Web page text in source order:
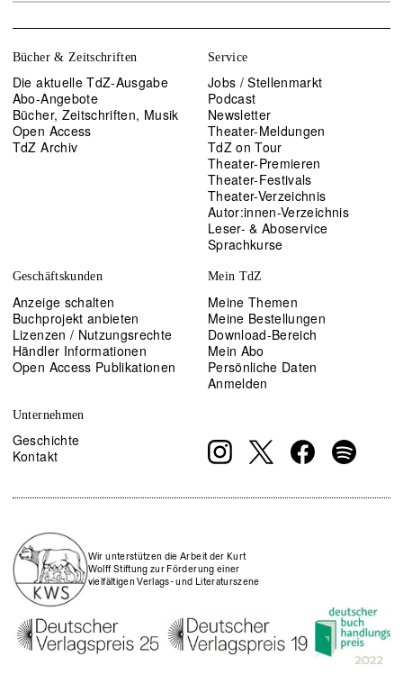
Bücher & Zeitschriften
Die aktuelle TdZ-Ausgabe
Abo-Angebote
Bücher, Zeitschriften, Musik
Open Access
TdZ Archiv
Service
Jobs / Stellenmarkt
Podcast
Newsletter
Theater-Meldungen
TdZ on Tour
Theater-Premieren
Theater-Festivals
Theater-Verzeichnis
Autor:innen-Verzeichnis
Leser- & Aboservice
Sprachkurse
Geschäftskunden
Anzeige schalten
Buchprojekt anbieten
Lizenzen / Nutzungsrechte
Händler Informationen
Open Access Publikationen
Mein TdZ
Meine Themen
Meine Bestellungen
Download-Bereich
Mein Abo
Persönliche Daten
Anmelden
Unternehmen
Geschichte
Kontakt
Wir unterstützen die Arbeit der Kurt
Wolff Stiftung zur Förderung einer
vielfältigen Verlags- und Literaturszene